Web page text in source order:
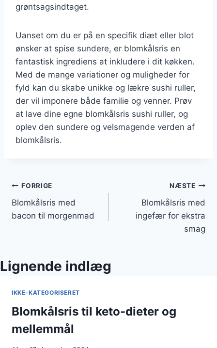
grøntsagsindtaget.
Uanset om du er på en specifik diæt eller blot
ønsker at spise sundere, er blomkålsris en
fantastisk ingrediens at inkludere i dit køkken.
Med de mange variationer og muligheder for
fyld kan du skabe unikke og lækre sushi ruller,
der vil imponere både familie og venner. Prøv
at lave dine egne blomkålsris sushi ruller, og
oplev den sundere og velsmagende verden af
blomkålsris.
Indlægsnavigation
FORRIGE
Blomkålsris med
bacon til morgenmad
NÆSTE
Blomkålsris med
ingefær for ekstra
smag
Lignende indlæg
IKKE-KATEGORISERET
Blomkålsris til keto-dieter og
mellemmål